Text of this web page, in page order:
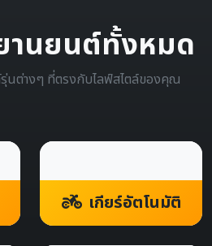
านยนต์ทั้งหมด
นต่างๆ ที่ตรงกับไลฟ์สไตล์ของคุณ
เกียร์อัตโนมัติ